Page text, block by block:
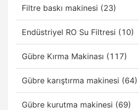
Filtre baskı makinesi (23)
Endüstriyel RO Su Filtresi (10)
Gübre Kırma Makinası (117)
Gübre karıştırma makinesi (64)
Gübre kurutma makinesi (69)